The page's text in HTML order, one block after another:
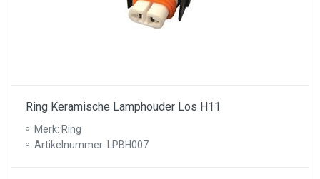
Ring Keramische Lamphouder Los H11
Merk: Ring
Artikelnummer: LPBH007